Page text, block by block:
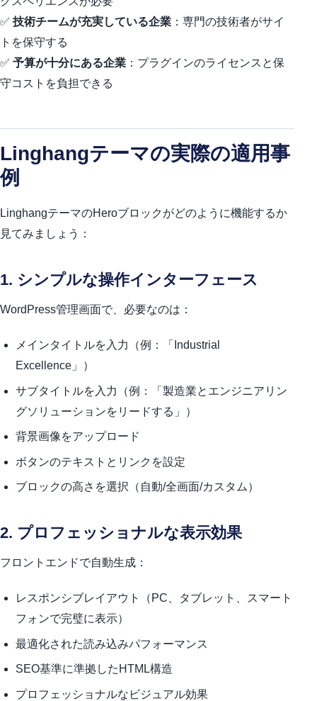
✅ 技術チームが充実している企業 ：専門の技術者がサイ
トを保守する
✅ 予算が十分にある企業 ：プラグインのライセンスと保
守コストを負担できる
Linghangテーマの実際の適用事
例
LinghangテーマのHeroブロックがどのように機能するか
見てみましょう：
1. シンプルな操作インターフェース
WordPress管理画面で、必要なのは：
メインタイトルを入力（例：「Industrial
Excellence」）
サブタイトルを入力（例：「製造業とエンジニアリン
グソリューションをリードする」）
背景画像をアップロード
ボタンのテキストとリンクを設定
ブロックの高さを選択（自動/全画面/カスタム）
2. プロフェッショナルな表示効果
フロントエンドで自動生成：
レスポンシブレイアウト（PC、タブレット、スマート
フォンで完璧に表示）
最適化された読み込みパフォーマンス
SEO基準に準拠したHTML構造
プロフェッショナルなビジュアル効果